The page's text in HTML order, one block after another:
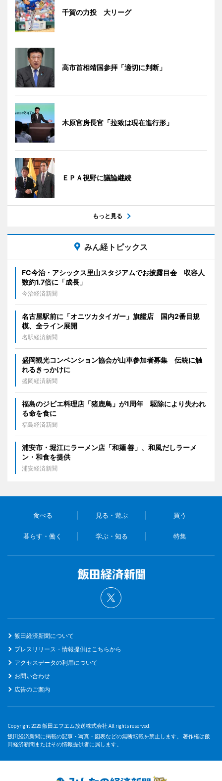
千賀の力投 大リーグ
高市首相靖国参拝「適切に判断」
木原官房長官「拉致は現在進行形」
ＥＰＡ視野に議論継続
もっと見る
みん経トピックス
FC今治・アシックス里山スタジアムでお披露目会 収容人
数約1.7倍に「成長」
今治経済新聞
名古屋駅前に「オニツカタイガー」旗艦店 国内2番目規
模、全ライン展開
名駅経済新聞
盛岡観光コンベンション協会が山車参加者募集 伝統に触
れるきっかけに
盛岡経済新聞
福島のジビエ料理店「猪鹿鳥」が1周年 駆除により失われ
る命を食に
福島経済新聞
浦安市・堀江にラーメン店「和麺 善」、和風だしラーメ
ン・和食を提供
浦安経済新聞
食べる 見る・遊ぶ 買う
暮らす・働く 学ぶ・知る 特集
飯田経済新聞について
プレスリリース・情報提供はこちらから
アクセスデータの利用について
お問い合わせ
広告のご案内
Copyright 2026 飯田エフエム放送株式会社 All rights reserved.
飯田経済新聞に掲載の記事・写真・図表などの無断転載を禁止します。 著作権は飯
田経済新聞またはその情報提供者に属します。